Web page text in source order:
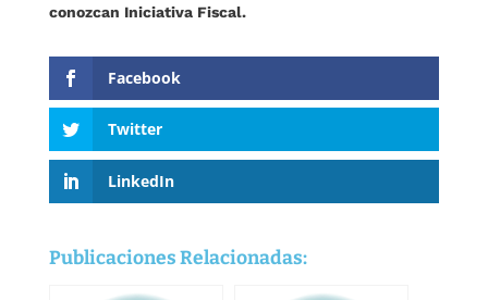
conozcan Iniciativa Fiscal.
Facebook
Twitter
LinkedIn
Publicaciones Relacionadas: